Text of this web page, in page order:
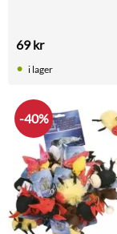
69kr
i lager
40%